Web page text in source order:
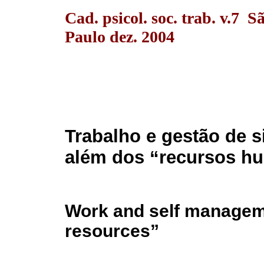
Cad. psicol. soc. trab. v.7
Paulo dez. 2004
Trabalho e gestão de
além dos “recursos
Work and self
resources”